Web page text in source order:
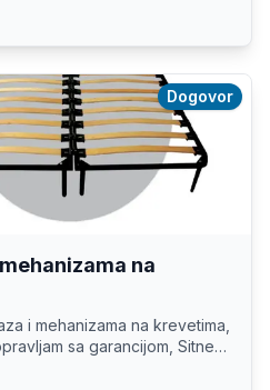
Dogovor
na
i mehanizama na krevetima,
sa garancijom, Sitne